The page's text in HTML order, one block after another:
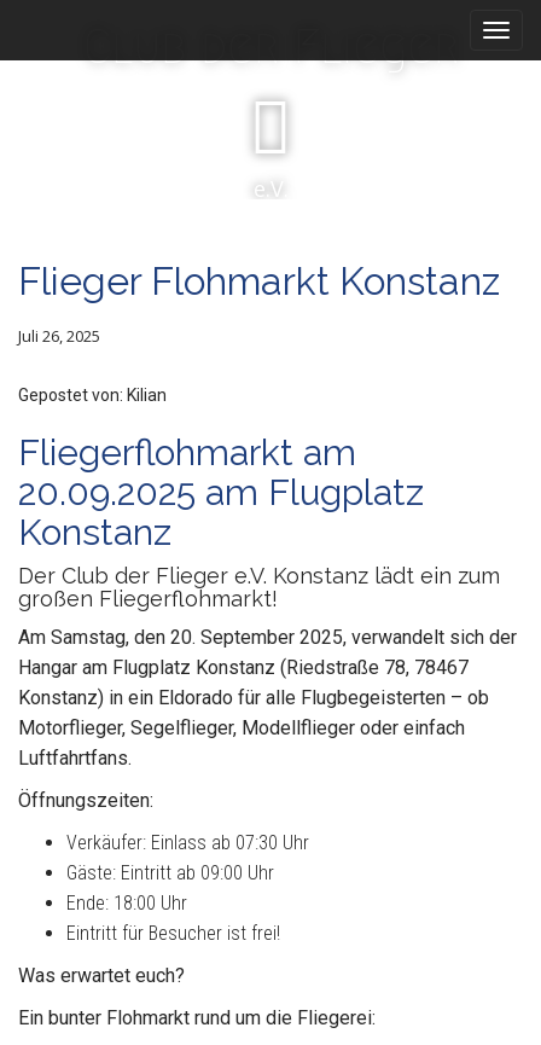
i
Club der Flieger
e.V.
Flieger Flohmarkt Konstanz
Juli 26, 2025
Kilian
Fliegerflohmarkt am
20.09.2025 am Flugplatz
Konstanz
Der Club der Flieger e.V. Konstanz lädt ein zum
großen Fliegerflohmarkt!
Am Samstag, den 20. September 2025, verwandelt sich der
Hangar am Flugplatz Konstanz (Riedstraße 78, 78467
Konstanz) in ein Eldorado für alle Flugbegeisterten – ob
Motorflieger, Segelflieger, Modellflieger oder einfach
Luftfahrtfans.
Öffnungszeiten:
Verkäufer: Einlass ab 07:30 Uhr
Gäste: Eintritt ab 09:00 Uhr
Ende: 18:00 Uhr
Eintritt für Besucher ist frei!
Was erwartet euch?
Ein bunter Flohmarkt rund um die Fliegerei: